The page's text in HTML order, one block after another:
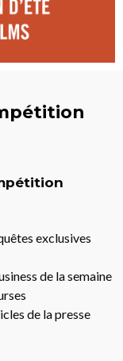
exclusives
de la semaine
de la presse